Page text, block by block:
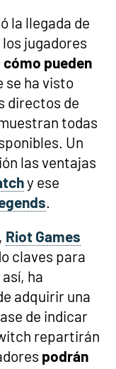
la llegada de
jugadores
cómo pueden
se ha visto
directos de
todas
Un
las ventajas
y ese
.
Riot Games
claves para
ha
adquirir una
de indicar
repartirán
podrán